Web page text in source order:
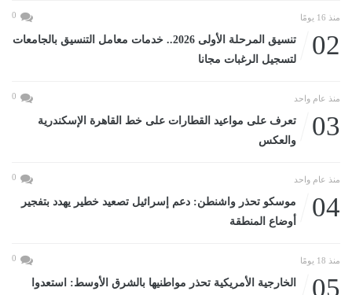
منذ 16 يومًا 0
02
تنسيق المرحلة الأولى 2026.. خدمات معامل التنسيق بالجامعات
لتسجيل الرغبات مجانا
منذ عام واحد 0
03
تعرف على مواعيد القطارات على خط القاهرة الإسكندرية
والعكس
منذ عام واحد 0
04
موسكو تحذر واشنطن: دعم إسرائيل تصعيد خطير يهدد بتفجير
أوضاع المنطقة
منذ 18 يومًا 0
05
الخارجية الأمريكية تحذر مواطنيها بالشرق الأوسط: استعدوا